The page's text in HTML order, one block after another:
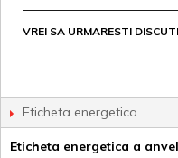
VREI SA URMARESTI
Eticheta energetica
Eticheta energetica a